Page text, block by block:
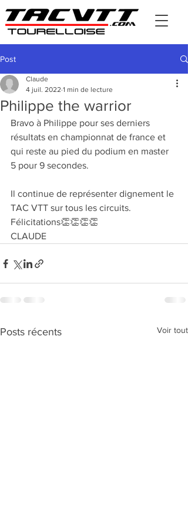
Post
Philippe the warrior
Claude
4 juil. 2022 1 min de lecture
Bravo à Philippe pour ses derniers
résultats en championnat de france et
qui reste au pied du podium en master
5 pour 9 secondes.
Il continue de représenter dignement le
TAC VTT sur tous les circuits.
Félicitations👏👏👏👏
CLAUDE
Posts récents Voir tout